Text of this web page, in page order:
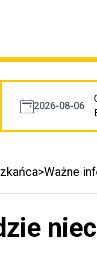
2026-08-06
Ważne